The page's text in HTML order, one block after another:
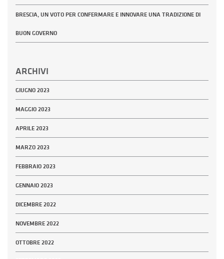
BRESCIA, UN VOTO PER CONFERMARE E INNOVARE UNA TRADIZIONE DI
BUON GOVERNO
ARCHIVI
GIUGNO 2023
MAGGIO 2023
APRILE 2023
MARZO 2023
FEBBRAIO 2023
GENNAIO 2023
DICEMBRE 2022
NOVEMBRE 2022
OTTOBRE 2022